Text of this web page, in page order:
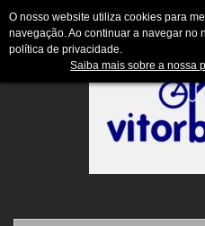
O nosso website utiliza cookies para
navegação. Ao continuar a navegar no
política de privacidade.
Saiba mais sobre a nossa